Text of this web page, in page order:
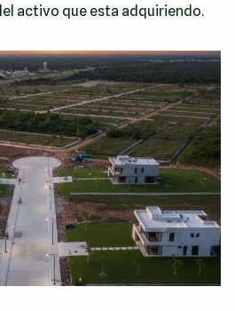
activo que esta adquiriendo.